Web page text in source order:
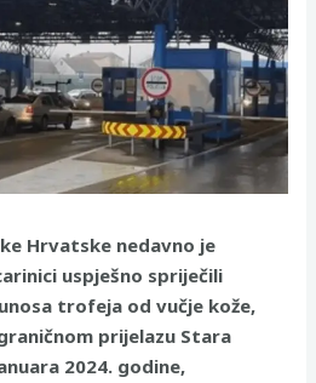
Hrvatske nedavno je
uspješno spriječili
trofeja od vučje kože,
prijelazu Stara
2024. godine,